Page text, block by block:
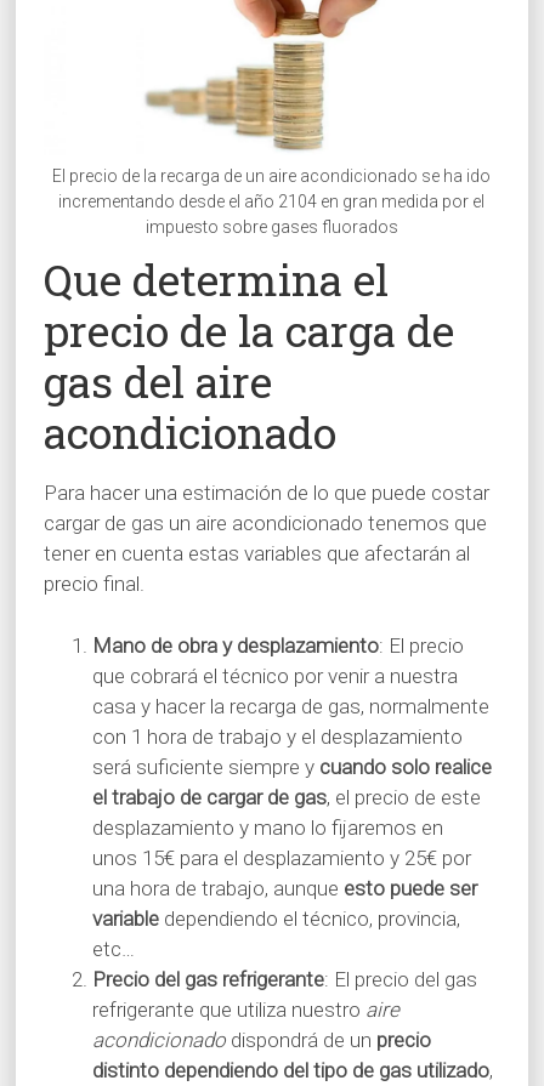
El precio de la recarga de un aire acondicionado se ha ido
incrementando desde el año 2104 en gran medida por el
impuesto sobre gases fluorados
Que determina el
precio de la carga de
gas del aire
acondicionado
Para hacer una estimación de lo que puede costar
cargar de gas un aire acondicionado tenemos que
tener en cuenta estas variables que afectarán al
precio final.
Mano de obra y desplazamiento: El precio
que cobrará el técnico por venir a nuestra
casa y hacer la recarga de gas, normalmente
con 1 hora de trabajo y el desplazamiento
será suficiente siempre y cuando solo realice
el trabajo de cargar de gas, el precio de este
desplazamiento y mano lo fijaremos en
unos 15€ para el desplazamiento y 25€ por
una hora de trabajo, aunque esto puede ser
variabledependiendo el técnico, provincia,
etc…
Precio del gas refrigerante: El precio del gas
refrigerante que utiliza nuestro aire
acondicionadodispondrá de un precio
distinto dependiendo del tipo de gas utilizado,